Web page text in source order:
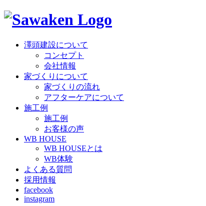
澤頭建設について
コンセプト
会社情報
家づくりについて
家づくりの流れ
アフターケアについて
施工例
施工例
お客様の声
WB HOUSE
WB HOUSEとは
WB体験
よくある質問
採用情報
facebook
instagram